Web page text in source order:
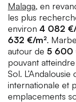
Malaga, en
les plus
environ 4 082
632 €/m².
autour de 5 600
pouvant atteindre
Sol.
internationale et
emplacements